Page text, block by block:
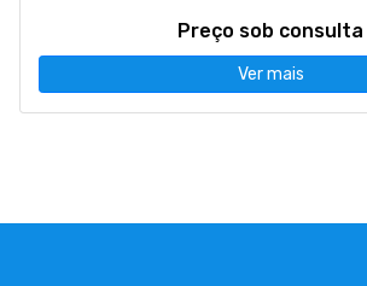
Preço sob consulta
Ver mais